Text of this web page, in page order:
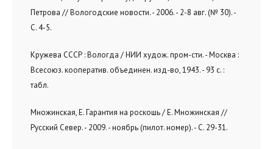
Петрова // Вологодские новости. - 2006. - 2-8 авг. (№ 30). -
С. 4-5.
Кружева СССР : Вологда / НИИ худож. пром-сти. - Москва :
Всесоюз. кооператив. объединен. изд-во, 1943. - 93 с. :
табл.
Множинская, Е. Гарантия на роскошь / Е. Множинская //
Русский Север. - 2009. - ноябрь (пилот. номер). - С. 29-31.